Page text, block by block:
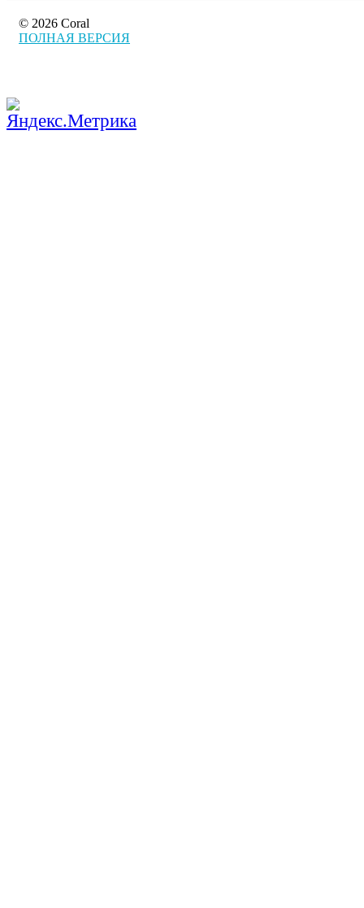
© 2026 Coral
ПОЛНАЯ ВЕРСИЯ